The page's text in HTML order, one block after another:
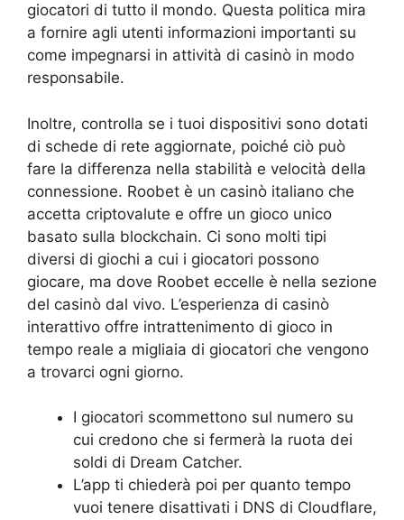
giocatori di tutto il mondo. Questa politica mira
a fornire agli utenti informazioni importanti su
come impegnarsi in attività di casinò in modo
responsabile.
Inoltre, controlla se i tuoi dispositivi sono dotati
di schede di rete aggiornate, poiché ciò può
fare la differenza nella stabilità e velocità della
connessione. Roobet è un casinò italiano che
accetta criptovalute e offre un gioco unico
basato sulla blockchain. Ci sono molti tipi
diversi di giochi a cui i giocatori possono
giocare, ma dove Roobet eccelle è nella sezione
del casinò dal vivo. L’esperienza di casinò
interattivo offre intrattenimento di gioco in
tempo reale a migliaia di giocatori che vengono
a trovarci ogni giorno.
I giocatori scommettono sul numero su
cui credono che si fermerà la ruota dei
soldi di Dream Catcher.
L’app ti chiederà poi per quanto tempo
vuoi tenere disattivati i DNS di Cloudflare,